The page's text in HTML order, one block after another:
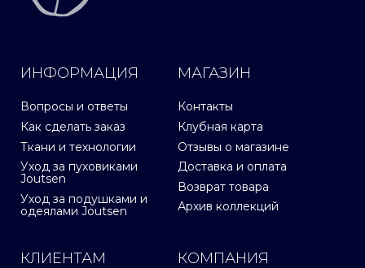
ИНФОРМАЦИЯ
Вопросы и ответы
Как сделать заказ
Ткани и технологии
Уход за пуховиками
Joutsen
Уход за подушками и
одеялами Joutsen
МАГАЗИН
Контакты
Клубная карта
Отзывы о магазине
Доставка и оплата
Возврат товара
Архив коллекций
КЛИЕНТАМ КОМПАНИЯ